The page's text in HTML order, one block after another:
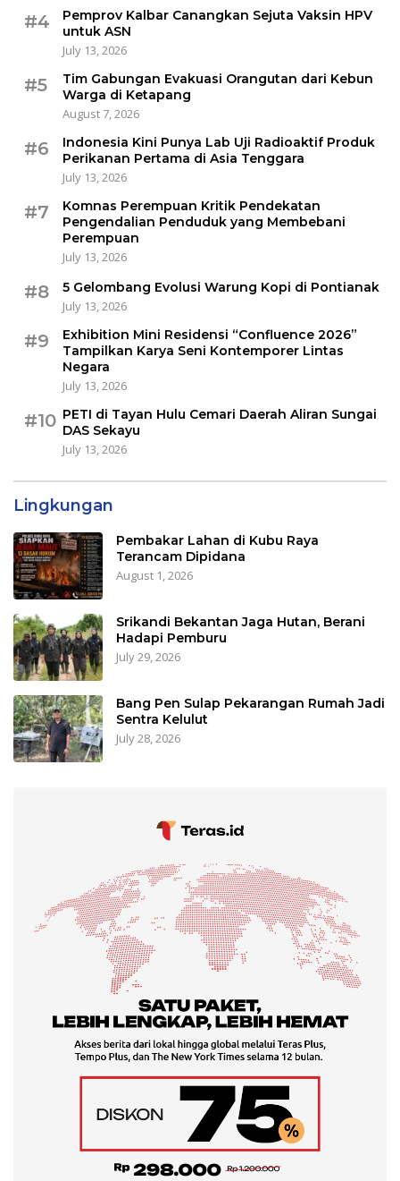
#4
Pemprov Kalbar Canangkan Sejuta Vaksin HPV
untuk ASN
July 13, 2026
#5
Tim Gabungan Evakuasi Orangutan dari Kebun
Warga di Ketapang
August 7, 2026
#6
Indonesia Kini Punya Lab Uji Radioaktif Produk
Perikanan Pertama di Asia Tenggara
July 13, 2026
#7
Komnas Perempuan Kritik Pendekatan
Pengendalian Penduduk yang Membebani
Perempuan
July 13, 2026
#8
5 Gelombang Evolusi Warung Kopi di Pontianak
July 13, 2026
#9
Exhibition Mini Residensi “Confluence 2026”
Tampilkan Karya Seni Kontemporer Lintas
Negara
July 13, 2026
#10 PETI di Tayan Hulu Cemari Daerah Aliran Sungai
DAS Sekayu
July 13, 2026
Lingkungan
Pembakar Lahan di Kubu Raya
Terancam Dipidana
August 1, 2026
Srikandi Bekantan Jaga Hutan, Berani
Hadapi Pemburu
July 29, 2026
Bang Pen Sulap Pekarangan Rumah Jadi
Sentra Kelulut
July 28, 2026